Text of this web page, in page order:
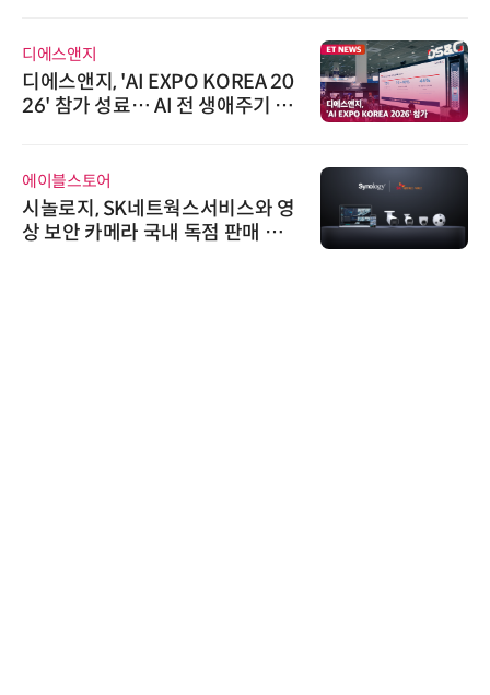
디에스앤지
디에스앤지, 'AI EXPO KOREA 20
26' 참가 성료… AI 전 생애주기 아
에이블스토어
시놀로지, SK네트웍스서비스와 영
상 보안 카메라 국내 독점 판매 파